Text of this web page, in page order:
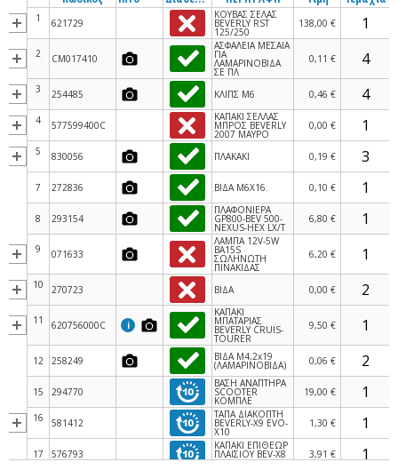
1 621729
ΚΟΥΒΑΣ ΣΕΛΑΣ
BEVERLY RST
125/250
138,00 €
2 CM017410
ΑΣΦΑΛΕΙΑ ΜΕΣΑΙΑ
ΓΙΑ
ΛΑΜΑΡΙΝΟΒΙΔΑ
ΣΕ ΠΛ
0,11 €
3 254485 ΚΛΙΠΣ M6 0,46 €
4 577599400C
ΚΑΠΑΚΙ ΣΕΛΛΑΣ
ΜΠΡΟΣ BEVERLY
2007 ΜΑΥΡΟ
0,00 €
5 830056 ΠΛΑΚΑΚΙ 0,19 €
7 272836 ΒΙΔΑ M6X16. 0,10 €
8 293154
ΠΛΑΦΟΝΙΕΡΑ
GP800-BEV 500-
NEXUS-HEX LX/T
6,80 €
9 071633
ΛΑΜΠΑ 12V-5W
BA15S
ΣΩΛΗΝΩΤΗ
ΠΙΝΑΚΙΔΑΣ
6,20 €
10 270723 ΒΙΔΑ 0,00 €
11 620756000C i
ΚΑΠΑΚΙ
ΜΠΑΤΑΡΙΑΣ
BEVERLY CRUIS-
TOURER
9,50 €
12 258249 ΒΙΔΑ M4,2x19
(ΛΑΜΑΡΙΝΟΒΙΔΑ) 0,06 €
15 294770
ΒΑΣΗ ΑΝΑΠΤΗΡΑ
SCOOTER
ΚΟΜΠΛΕ
19,00 €
16 581412
ΤΑΠΑ ΔΙΑΚΟΠΤΗ
BEVERLY-X9 EVO-
Χ10
1,30 €
17 576793
ΚΑΠΑΚΙ ΕΠΙΘΕΩΡ
ΠΛΑΙΣΙΟΥ BEV-X8
ΑΡ
3,91 €